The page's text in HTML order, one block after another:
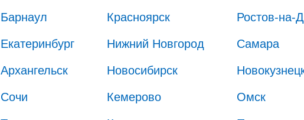
Барнаул
Красноярск Ростов-на-
Екатеринбург Нижний Новгород Самара
Архангельск Новосибирск
Сочи Кемерово Омск